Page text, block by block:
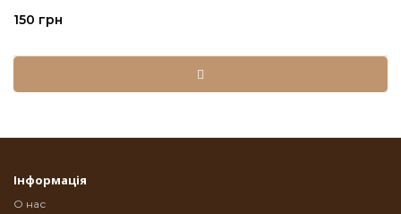
150 грн
Інформація
О нас